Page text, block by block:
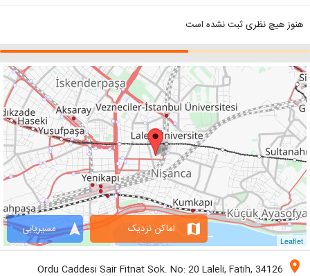
هنوز هیچ نظری ثبت نشده است
Leaflet
navigation مسیریابی map اماکن نزدیک
location_on
Ordu Caddesi Sair Fitnat Sok. No: 20 Laleli, Fatih, 34126